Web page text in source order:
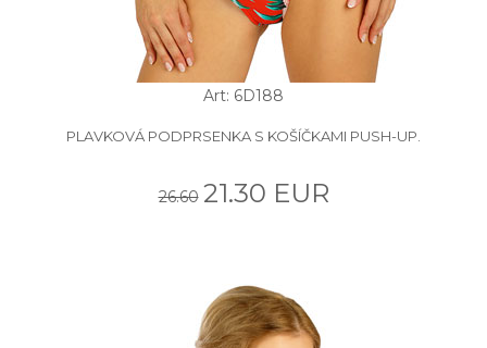
Art: 6D188
PLAVKOVÁ PODPRSENKA S KOŠÍČKAMI PUSH-UP.
26.60 21.30 EUR